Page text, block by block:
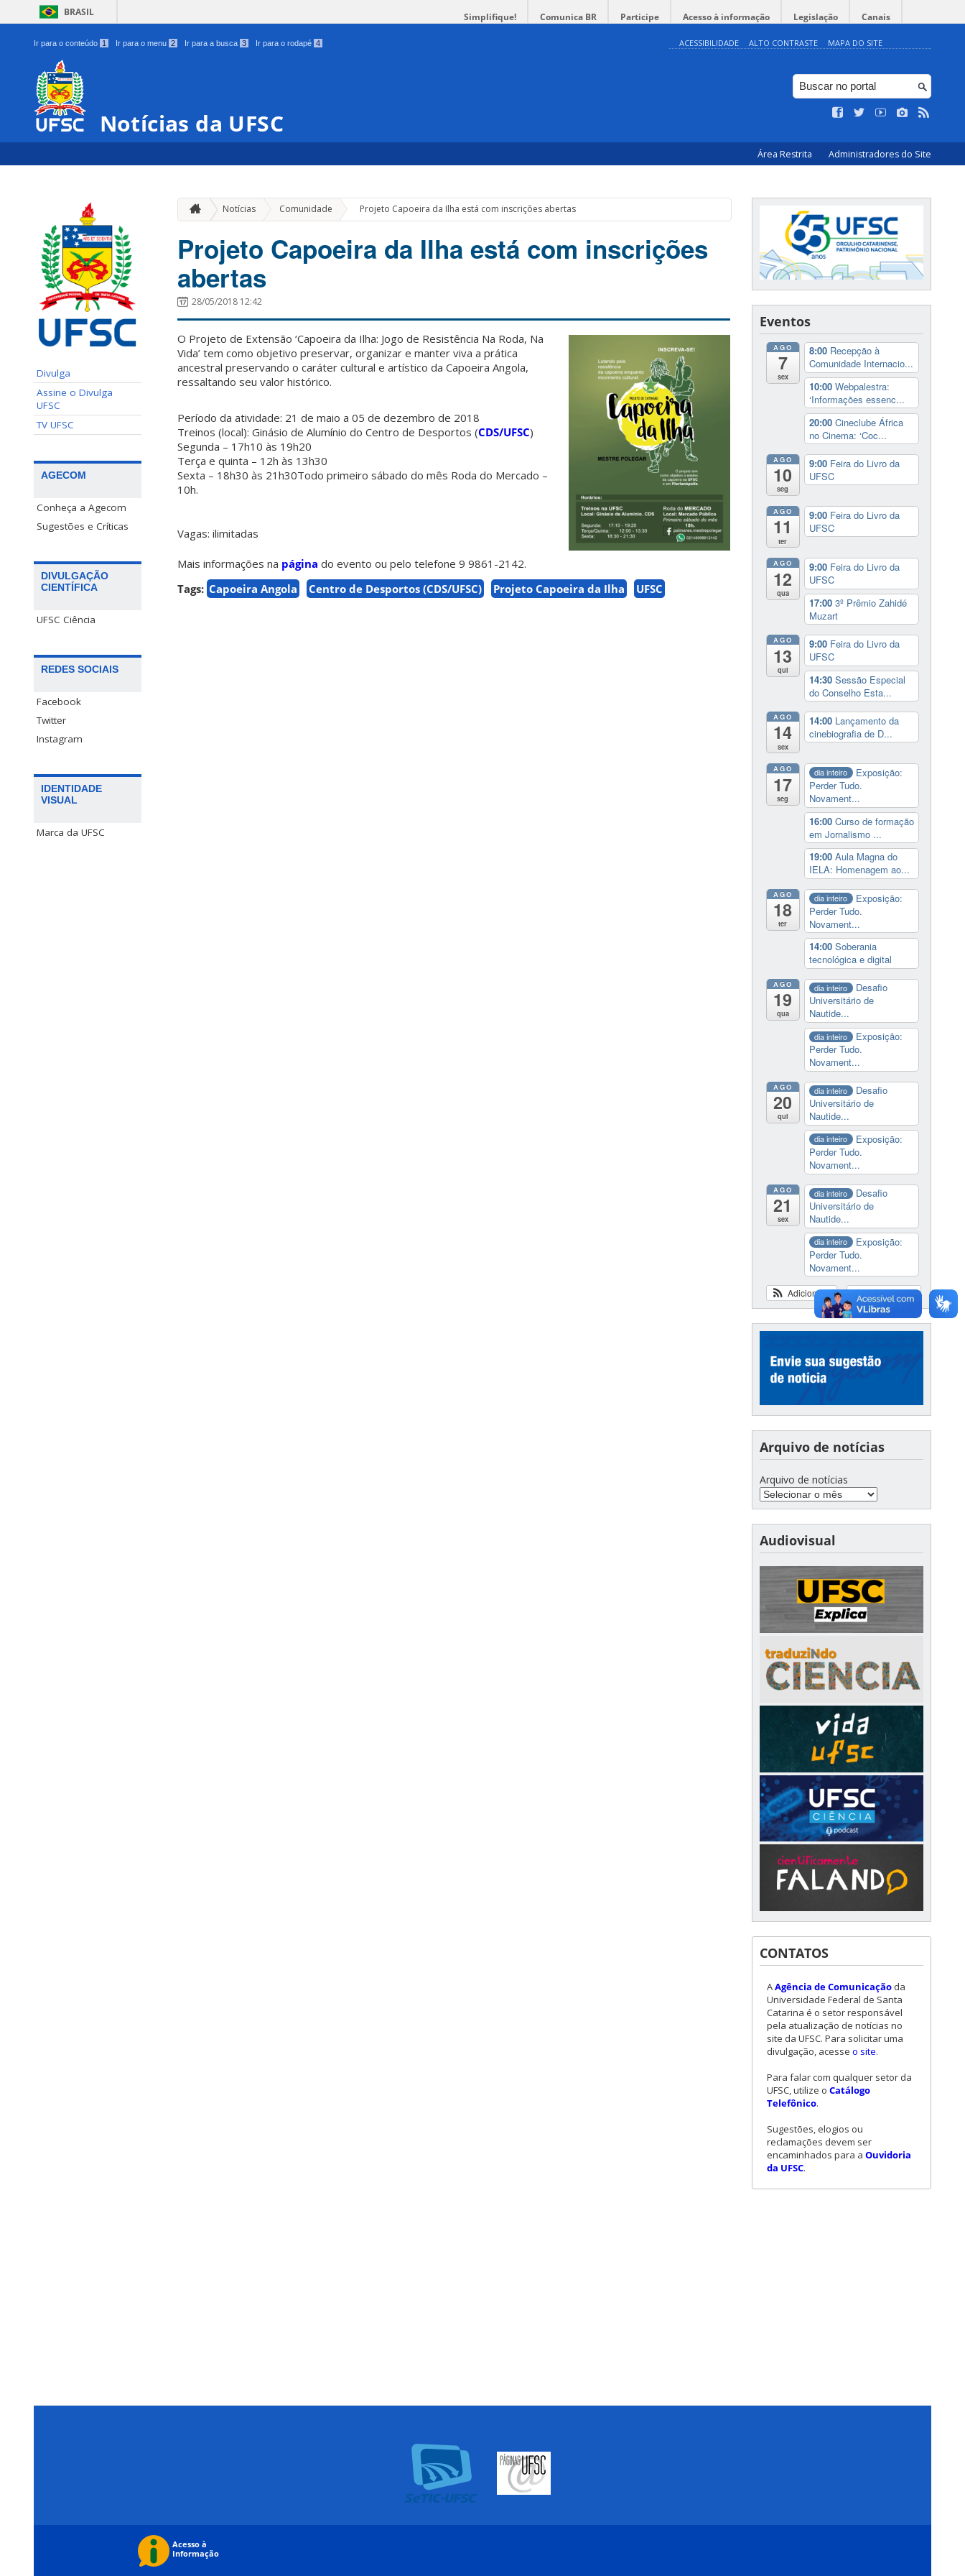
BRASIL Simplifique! Comunica BR Participe Acesso à informação Legislação Canais
Ir para o conteúdo 1 Ir para o menu 2 Ir para a busca 3 Ir para o rodapé 4 ACESSIBILIDADE ALTO CONTRASTE MAPA DO SITE
Notícias da UFSC
Área Restrita Administradores do Site
Divulga
Assine o Divulga
UFSC
TV UFSC
AGECOM
Conheça a Agecom
Sugestões e Críticas
DIVULGAÇÃO
CIENTÍFICA
UFSC Ciência
REDES SOCIAIS
Facebook
Twitter
Instagram
IDENTIDADE
VISUAL
Marca da UFSC
Notícias Comunidade » Projeto Capoeira da Ilha está com inscrições abertas
Projeto Capoeira da Ilha está com inscrições
abertas
28/05/2018 12:42
O Projeto de Extensão ‘Capoeira da Ilha: Jogo de Resistência Na Roda, Na
Vida’ tem como objetivo preservar, organizar e manter viva a prática
ancestral preservando o caráter cultural e artístico da Capoeira Angola,
ressaltando seu valor histórico.
Período da atividade: 21 de maio a 05 de dezembro de 2018
Treinos (local): Ginásio de Alumínio do Centro de Desportos (CDS/UFSC)
Segunda – 17h10 às 19h20
Terça e quinta – 12h às 13h30
Sexta – 18h30 às 21h30Todo primeiro sábado do mês Roda do Mercado –
10h.
Vagas: ilimitadas
Mais informações na página do evento ou pelo telefone 9 9861-2142.
Tags: Capoeira Angola Centro de Desportos (CDS/UFSC) Projeto Capoeira da Ilha UFSC
Eventos
AGO
7
sex
8:00 Recepção à
Comunidade Internacio...
10:00 Webpalestra:
‘Informações essenc...
20:00 Cineclube África
no Cinema: ‘Coc...
AGO
10
seg
9:00 Feira do Livro da
UFSC
AGO
11
ter
9:00 Feira do Livro da
UFSC
AGO
12
qua
9:00 Feira do Livro da
UFSC
17:00 3º Prêmio Zahidé
Muzart
AGO
13
qui
9:00 Feira do Livro da
UFSC
14:30 Sessão Especial
do Conselho Esta...
AGO
14
sex
14:00 Lançamento da
cinebiografia de D...
AGO
17
seg
dia inteiro
Exposição:
Perder Tudo.
Novament...
16:00 Curso de formação
em Jornalismo ...
19:00 Aula Magna do
IELA: Homenagem ao...
AGO
18
ter
dia inteiro
Exposição:
Perder Tudo.
Novament...
14:00 Soberania
tecnológica e digital
AGO
19
qua
dia inteiro
Desafio
Universitário de
Nautide...
dia inteiro
Exposição:
Perder Tudo.
Novament...
AGO
20
qui
dia inteiro
Desafio
Universitário de
Nautide...
dia inteiro
Exposição:
Perder Tudo.
Novament...
AGO
21
sex
dia inteiro
Desafio
Universitário de
Nautide...
dia inteiro
Exposição:
Perder Tudo.
Novament...
Ver calendário
Adicionar
Arquivo de notícias
Arquivo de notícias
Audiovisual
CONTATOS
AAgência de Comunicação da
Universidade Federal de Santa
Catarina é o setor responsável
pela atualização de notícias no
site da UFSC. Para solicitar uma
divulgação, acesse o site.
Para falar com qualquer setor da
UFSC, utilize o Catálogo
Telefônico.
Sugestões, elogios ou
reclamações devem ser
encaminhados para a Ouvidoria
da UFSC.